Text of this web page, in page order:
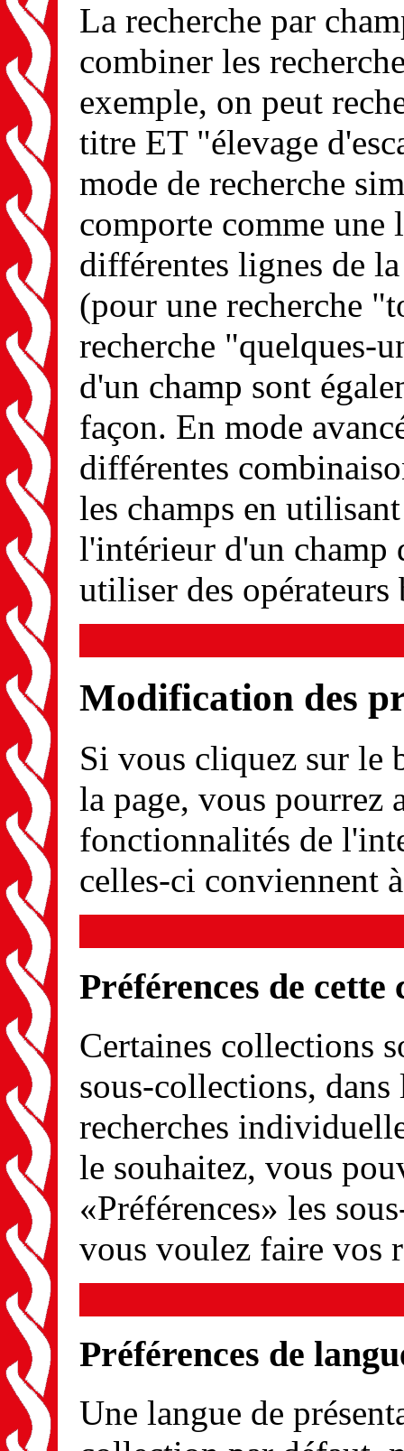
La recherche par
combiner les
exemple, on peut
titre ET "élevage
mode de recherche
comporte comme une
différentes lignes de
(pour une recherche
recherche "quelques-
d'un champ sont
façon. En mode
différentes
les champs en
l'intérieur d'un champ
utiliser des opérateurs
Modification des
Si vous cliquez sur le
la page, vous pourrez
fonctionnalités de
celles-ci conviennent
Préférences de cette
Certaines collections
sous-collections,
recherches
le souhaitez, vous
«Préférences» les
vous voulez faire vos
Préférences de
Une langue de